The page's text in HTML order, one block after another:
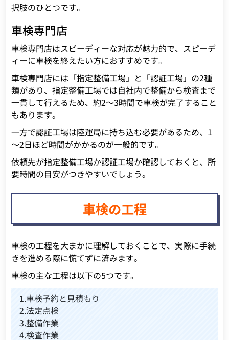
択肢のひとつです。
車検専門店
車検専門店はスピーディーな対応が魅力的で、スピーデ
ィーに車検を終えたい方におすすめです。
車検専門店には「指定整備工場」と「認証工場」の2種
類があり、指定整備工場では自社内で整備から検査まで
一貫して行えるため、約2～3時間で車検が完了すること
もあります。
一方で認証工場は陸運局に持ち込む必要があるため、1
～2日ほど時間がかかるのが一般的です。
依頼先が指定整備工場か認証工場か確認しておくと、所
要時間の目安がつきやすいでしょう。
車検の工程
車検の工程を大まかに理解しておくことで、実際に手続
きを進める際に慌てずに済みます。
車検の主な工程は以下の5つです。
1.車検予約と見積もり
2.法定点検
3.整備作業
4.検査作業